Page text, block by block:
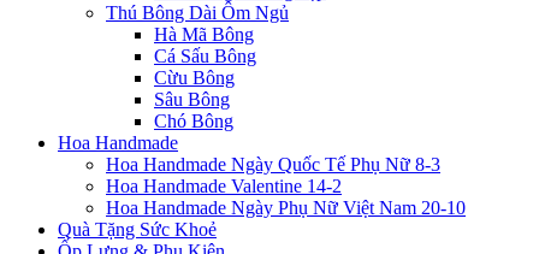
Thú Bông Dài Ôm Ngủ
Hà Mã Bông
Cá Sấu Bông
Cừu Bông
Sâu Bông
Chó Bông
Hoa Handmade
Hoa Handmade Ngày Quốc Tế Phụ Nữ 8-3
Hoa Handmade Valentine 14-2
Hoa Handmade Ngày Phụ Nữ Việt Nam 20-10
Quà Tặng Sức Khoẻ